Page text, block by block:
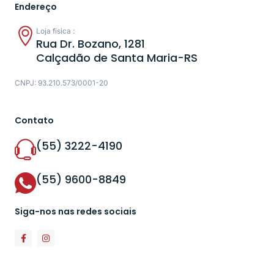
Endereço
Loja física :
Rua Dr. Bozano, 1281
Calçadão de Santa Maria-RS
CNPJ: 93.210.573/0001-20
Contato
(55) 3222-4190
(55) 9600-8849
Siga-nos nas redes sociais